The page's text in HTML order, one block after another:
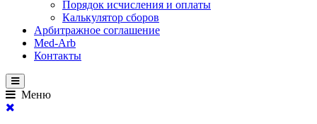
Порядок исчисления и оплаты
Калькулятор сборов
Арбитражное соглашение
Med-Arb
Контакты
Меню